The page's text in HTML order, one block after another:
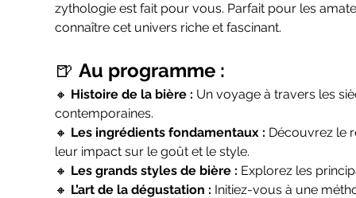
zythologie est fait pour vous. Parfait pour les
connaître cet univers riche et fascinant.
🍺 Au programme :
🔸 Histoire de la bière : Un voyage à travers les
contemporaines.
🔸 Les ingrédients fondamentaux : Découvrez le
leur impact sur le goût et le style.
🔸 Les grands styles de bière : Explorez les
🔸 L’art de la dégustation : Initiez-vous à une